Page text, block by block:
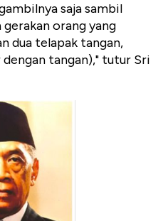
saja sambil
orang yang
dua telapak tangan,
tangan)," tutur Sri